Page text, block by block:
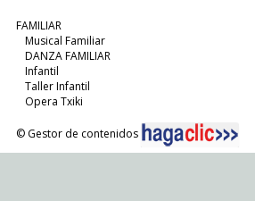
FAMILIAR
Musical Familiar
DANZA FAMILIAR
Infantil
Taller Infantil
Opera Txiki
© Gestor de contenidos